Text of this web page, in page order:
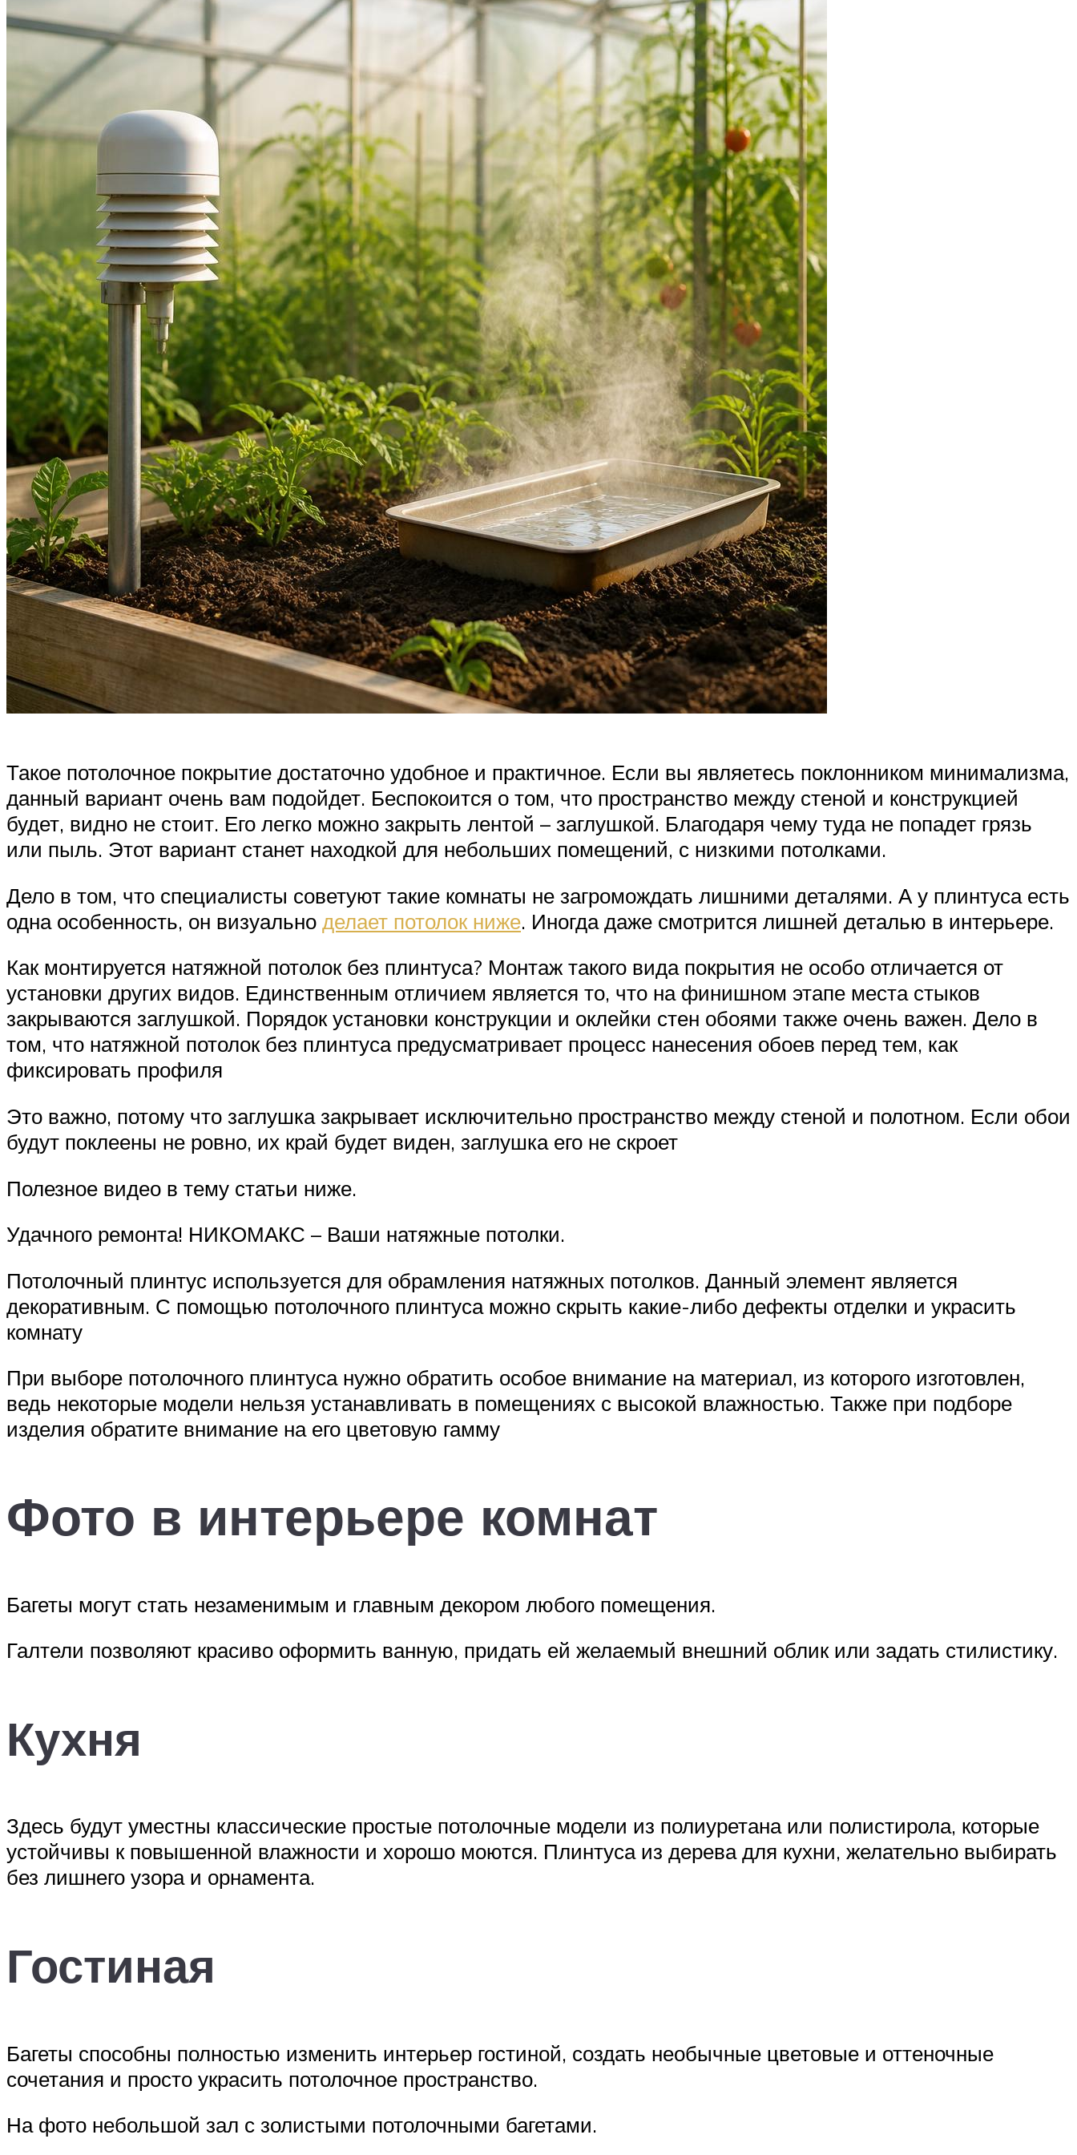
Такое потолочное покрытие достаточно удобное и практичное. Если вы являетесь поклонником минимализма,
данный вариант очень вам подойдет. Беспокоится о том, что пространство между стеной и конструкцией
будет, видно не стоит. Его легко можно закрыть лентой – заглушкой. Благодаря чему туда не попадет грязь
или пыль. Этот вариант станет находкой для небольших помещений, с низкими потолками.
Дело в том, что специалисты советуют такие комнаты не загромождать лишними деталями. А у плинтуса есть
одна особенность, он визуально делает потолок ниже. Иногда даже смотрится лишней деталью в интерьере.
Как монтируется натяжной потолок без плинтуса? Монтаж такого вида покрытия не особо отличается от
установки других видов. Единственным отличием является то, что на финишном этапе места стыков
закрываются заглушкой. Порядок установки конструкции и оклейки стен обоями также очень важен. Дело в
том, что натяжной потолок без плинтуса предусматривает процесс нанесения обоев перед тем, как
фиксировать профиля
Это важно, потому что заглушка закрывает исключительно пространство между стеной и полотном. Если обои
будут поклеены не ровно, их край будет виден, заглушка его не скроет
Полезное видео в тему статьи ниже.
Удачного ремонта! НИКОМАКС – Ваши натяжные потолки.
Потолочный плинтус используется для обрамления натяжных потолков. Данный элемент является
декоративным. С помощью потолочного плинтуса можно скрыть какие-либо дефекты отделки и украсить
комнату
При выборе потолочного плинтуса нужно обратить особое внимание на материал, из которого изготовлен,
ведь некоторые модели нельзя устанавливать в помещениях с высокой влажностью. Также при подборе
изделия обратите внимание на его цветовую гамму
Фото в интерьере комнат
Багеты могут стать незаменимым и главным декором любого помещения.
Галтели позволяют красиво оформить ванную, придать ей желаемый внешний облик или задать стилистику.
Кухня
Здесь будут уместны классические простые потолочные модели из полиуретана или полистирола, которые
устойчивы к повышенной влажности и хорошо моются. Плинтуса из дерева для кухни, желательно выбирать
без лишнего узора и орнамента.
Гостиная
Багеты способны полностью изменить интерьер гостиной, создать необычные цветовые и оттеночные
сочетания и просто украсить потолочное пространство.
На фото небольшой зал с золистыми потолочными багетами.